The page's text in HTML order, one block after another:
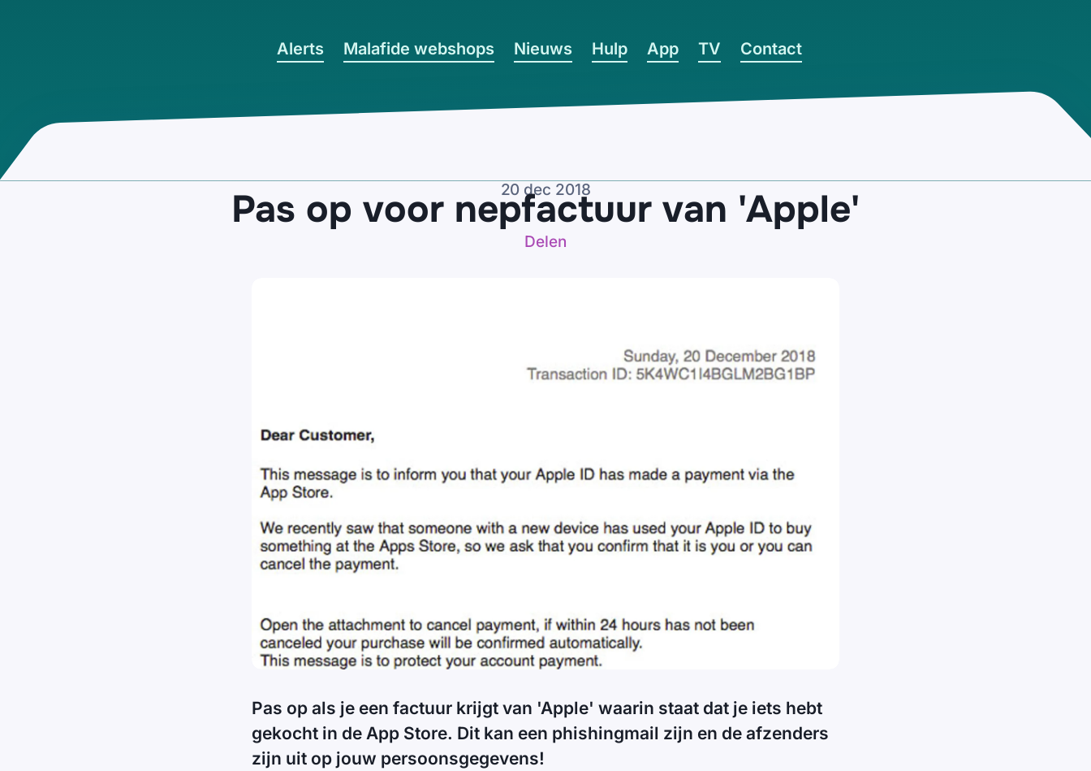
Alerts Malafide webshops Nieuws Hulp App TV Contact
20 dec 2018
Pas op voor nepfactuur van 'Apple'
Delen
Pas op als je een factuur krijgt van 'Apple' waarin staat dat je iets hebt
gekocht in de App Store. Dit kan een phishingmail zijn en de afzenders
zijn uit op jouw persoonsgegevens!